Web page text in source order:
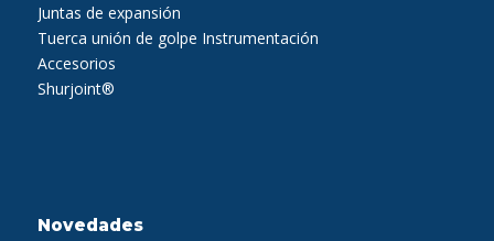
Juntas de expansión
Tuerca unión de golpe Instrumentación
Accesorios
Shurjoint®
Novedades